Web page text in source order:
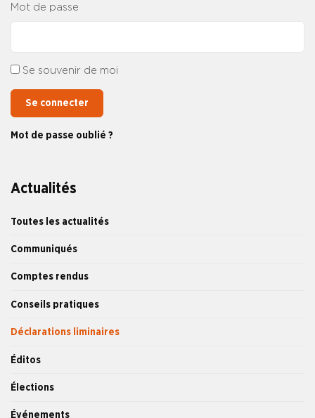
Actualités
Toutes les actualités
Communiqués
Comptes rendus
Conseils pratiques
Déclarations liminaires
Éditos
Élections
Événements
Mot de passe
Se souvenir de moi
Se connecter
Mot de passe oublié ?